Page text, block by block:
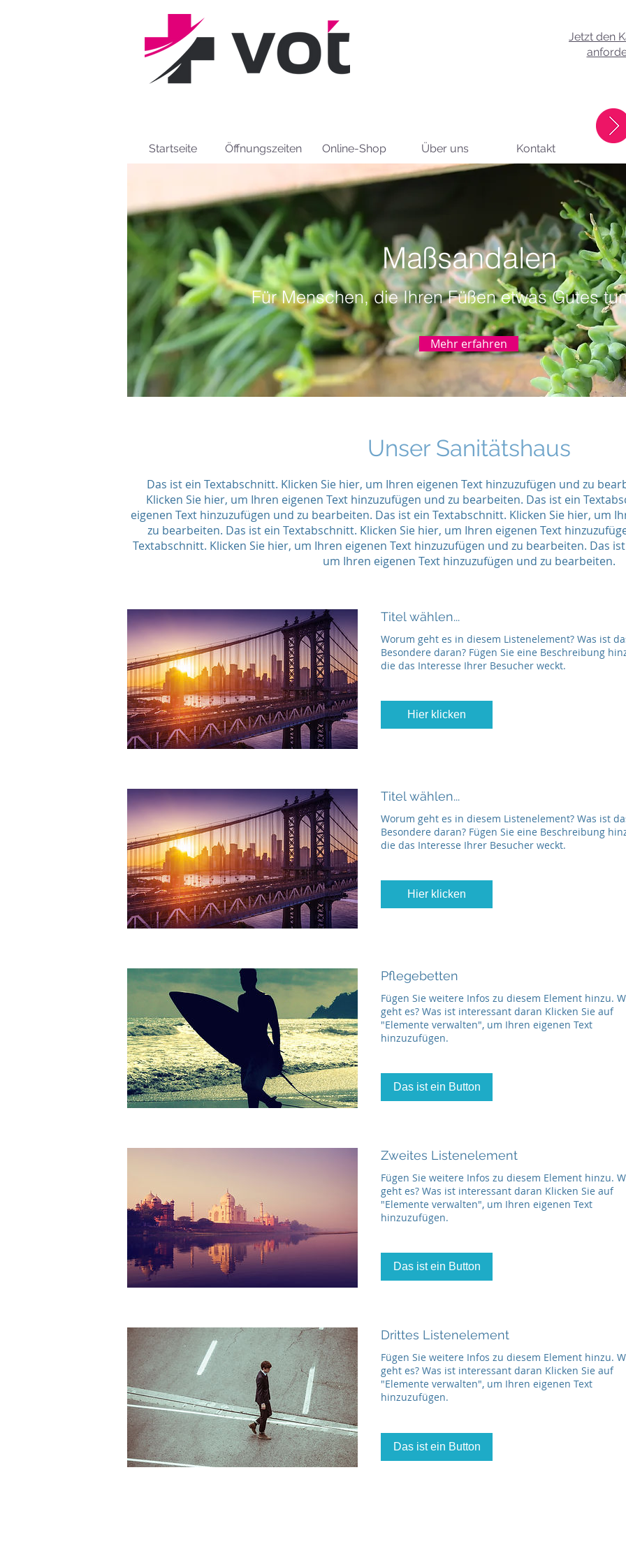
Startseite Öffnungszeiten Online-Shop Über uns Kontakt
Jetzt den
Maßsandalen
Für Menschen, die Ihren Füßen etwas Gutes
Mehr erfahren
Unser Sanitätshaus
Das ist ein Textabschnitt. Klicken Sie hier, um Ihren eigenen Text hinzuzufügen und zu
Klicken Sie hier, um Ihren eigenen Text hinzuzufügen und zu bearbeiten. Das ist ein
eigenen Text hinzuzufügen und zu bearbeiten. Das ist ein Textabschnitt. Klicken Sie hier, um
zu bearbeiten. Das ist ein Textabschnitt. Klicken Sie hier, um Ihren eigenen Text
Textabschnitt. Klicken Sie hier, um Ihren eigenen Text hinzuzufügen und zu bearbeiten. Das
um Ihren eigenen Text hinzuzufügen und zu bearbeiten.
Titel wählen...
Worum geht es in diesem Listenelement? Was ist
Besondere daran? Fügen Sie eine Beschreibung
die das Interesse Ihrer Besucher weckt.
Hier klicken
Titel wählen...
Worum geht es in diesem Listenelement? Was ist
Besondere daran? Fügen Sie eine Beschreibung
die das Interesse Ihrer Besucher weckt.
Hier klicken
Pflegebetten
Fügen Sie weitere Infos zu diesem Element hinzu.
geht es? Was ist interessant daran Klicken Sie auf
"Elemente verwalten", um Ihren eigenen Text
hinzuzufügen.
Das ist ein Button
Zweites Listenelement
Fügen Sie weitere Infos zu diesem Element hinzu.
geht es? Was ist interessant daran Klicken Sie auf
"Elemente verwalten", um Ihren eigenen Text
hinzuzufügen.
Das ist ein Button
Drittes Listenelement
Fügen Sie weitere Infos zu diesem Element hinzu.
geht es? Was ist interessant daran Klicken Sie auf
"Elemente verwalten", um Ihren eigenen Text
hinzuzufügen.
Das ist ein Button